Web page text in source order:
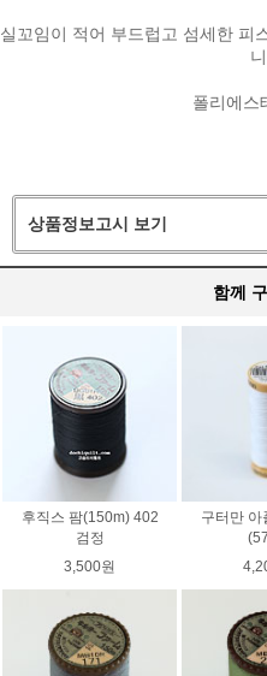
실꼬임이 적어 부드럽고 섬세한 피
폴리에스
상품정보고시 보기
함께
후직스 팜(150m) 402
검정
3,500원
구터만 아